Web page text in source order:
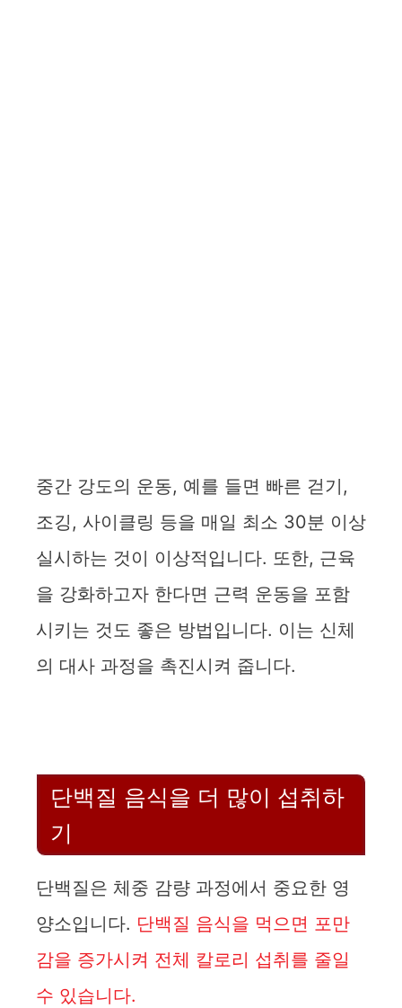
중간 강도의 운동, 예를 들면 빠른 걷기,
조깅, 사이클링 등을 매일 최소 30분 이상
실시하는 것이 이상적입니다. 또한, 근육
을 강화하고자 한다면 근력 운동을 포함
시키는 것도 좋은 방법입니다. 이는 신체
의 대사 과정을 촉진시켜 줍니다.
단백질 음식을 더 많이 섭취하
기
단백질은 체중 감량 과정에서 중요한 영
양소입니다. 단백질 음식을 먹으면 포만
감을 증가시켜 전체 칼로리 섭취를 줄일
수 있습니다.